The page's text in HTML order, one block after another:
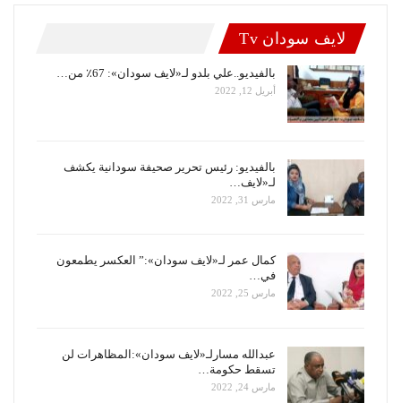
لايف سودان Tv
بالفيديو..علي بلدو لـ«لايف سودان»: 67٪ من…
أبريل 12, 2022
بالفيديو: رئيس تحرير صحيفة سودانية يكشف
لـ«لايف…
مارس 31, 2022
كمال عمر لـ«لايف سودان»:” العكسر يطمعون
في…
مارس 25, 2022
عبدالله مسارلـ«لايف سودان»:المظاهرات لن
تسقط حكومة…
مارس 24, 2022